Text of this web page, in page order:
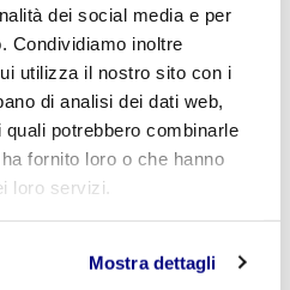
dei social media e per
Condividiamo inoltre
utilizza il nostro sito con i
di analisi dei dati web,
potrebbero combinarle
fornito loro o che hanno
loro servizi.
Mostra dettagli